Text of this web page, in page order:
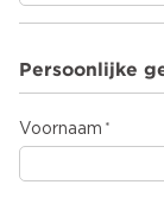
Persoonlijke
Voornaam